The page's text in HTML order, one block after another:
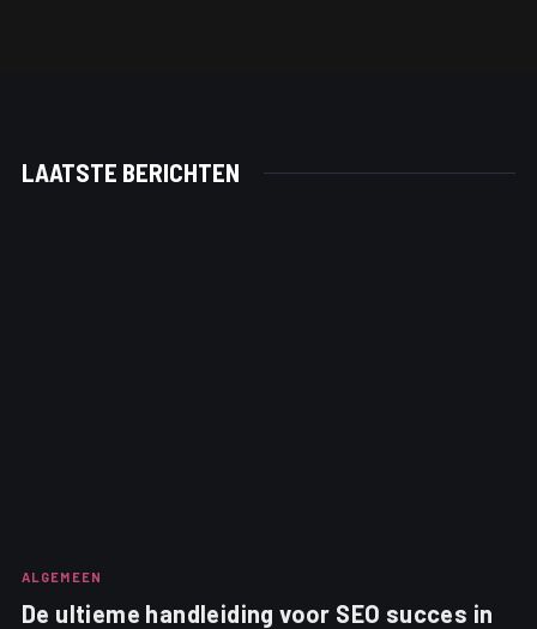
LAATSTE BERICHTEN
ALGEMEEN
De ultieme handleiding voor SEO succes in